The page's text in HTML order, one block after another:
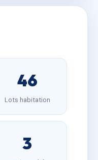
46
Lots habitation
3